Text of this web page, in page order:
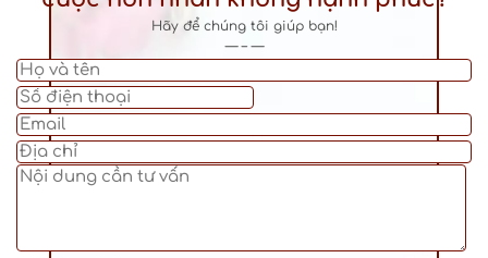
Hãy để chúng tôi giúp bạn!
— – —